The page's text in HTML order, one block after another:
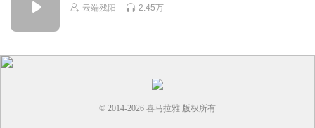
云端残阳 2.45万
© 2014-2026 喜马拉雅 版权所有